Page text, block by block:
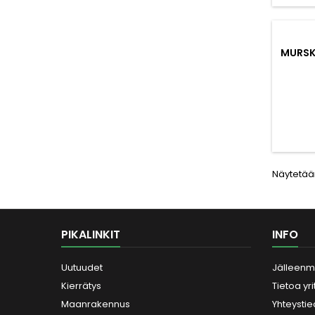
PIKALINKIT
Uutuudet
Kierrätys
Maanrakennus
INFO
Tietoa